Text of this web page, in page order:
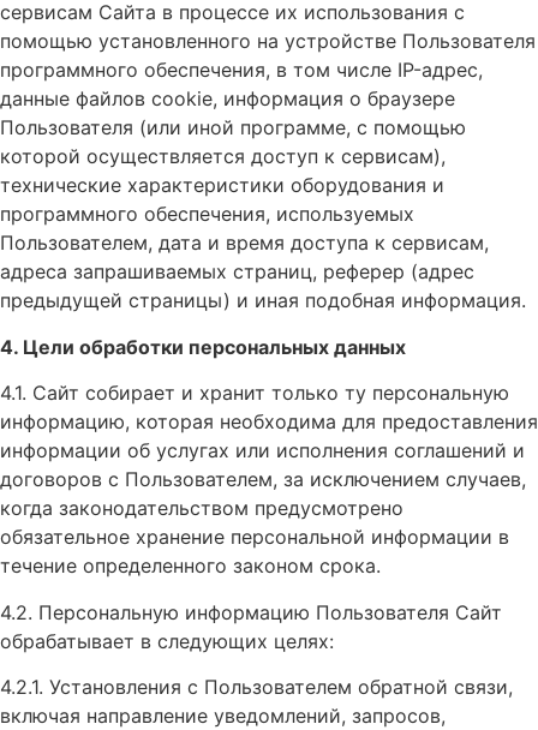
сервисам Сайта в процессе их использования с
помощью установленного на устройстве Пользователя
программного обеспечения, в том числе IP-адрес,
данные файлов cookie, информация о браузере
Пользователя (или иной программе, с помощью
которой осуществляется доступ к сервисам),
технические характеристики оборудования и
программного обеспечения, используемых
Пользователем, дата и время доступа к сервисам,
адреса запрашиваемых страниц, реферер (адрес
предыдущей страницы) и иная подобная информация.
4. Цели обработки персональных данных
4.1. Сайт собирает и хранит только ту персональную
информацию, которая необходима для предоставления
информации об услугах или исполнения соглашений и
договоров с Пользователем, за исключением случаев,
когда законодательством предусмотрено
обязательное хранение персональной информации в
течение определенного законом срока.
4.2. Персональную информацию Пользователя Сайт
обрабатывает в следующих целях:
4.2.1. Установления с Пользователем обратной связи,
включая направление уведомлений, запросов,